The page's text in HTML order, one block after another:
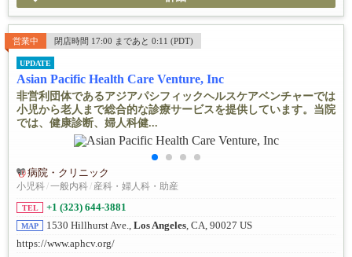
営業中 閉店時間 17:00 まであと 0:11 (PDT)
UPDATE
Asian Pacific Health Care Venture, Inc
非営利団体であるアジアパシフィックヘルスケアベンチャーでは
小児から老人まで総合的な診療サービスを提供しています。当院
では、健康診断、婦人科健...
病院・クリニック
小児科/一般内科/ 産科・婦人科・助産
TEL +1 (323) 644-3881
MAP 1530 Hillhurst Ave., Los Angeles, CA, 90027 US
https://www.aphcv.org/